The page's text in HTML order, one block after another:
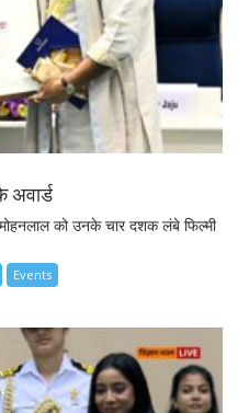
अवार्ड
को उनके चार दशक लंबे फिल्मी
Events